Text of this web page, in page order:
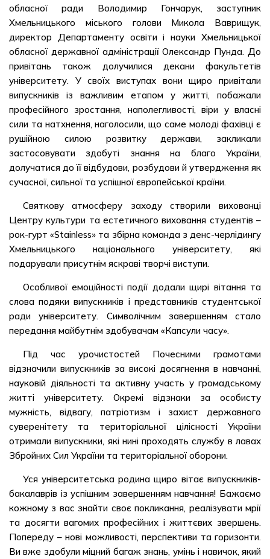
обласної ради Володимир Гончарук, заступник
Хмельницького міського голови Микола Ваврищук,
директор Департаменту освіти і науки Хмельницької
обласної державної адміністрації Олександр Пунда. До
привітань також долучилися декани факультетів
університету. У своїх виступах вони щиро привітали
випускників із важливим етапом у житті, побажали
професійного зростання, наполегливості, віри у власні
сили та натхнення, наголосили, що саме молоді фахівці є
рушійною силою розвитку держави, закликали
застосовувати здобуті знання на благо України,
долучатися до її відбудови, розбудови й утвердження як
сучасної, сильної та успішної європейської країни.
Святкову атмосферу заходу створили вихованці
Центру культури та естетичного виховання студентів –
рок-гурт «Stainless» та збірна команда з денс-черлідингу
Хмельницького національного університету, які
подарували присутнім яскраві творчі виступи.
Особливої емоційності події додали щирі вітання та
слова подяки випускників і представників студентської
ради університету. Символічним завершенням стало
передання майбутнім здобувачам «Капсули часу».
Під час урочистостей Почесними грамотами
відзначили випускників за високі досягнення в навчанні,
науковій діяльності та активну участь у громадському
житті університету. Окремі відзнаки за особисту
мужність, відвагу, патріотизм і захист державного
суверенітету та територіальної цілісності України
отримали випускники, які нині проходять службу в лавах
Збройних Сил України та територіальної оборони.
Уся університетська родина щиро вітає випускників-
бакалаврів із успішним завершенням навчання! Бажаємо
кожному з вас знайти своє покликання, реалізувати мрії
та досягти вагомих професійних і життєвих звершень.
Попереду – нові можливості, перспективи та горизонти.
Ви вже здобули міцний багаж знань, умінь і навичок, який